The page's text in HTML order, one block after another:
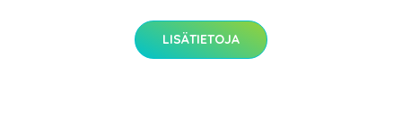
LISÄTIETOJA